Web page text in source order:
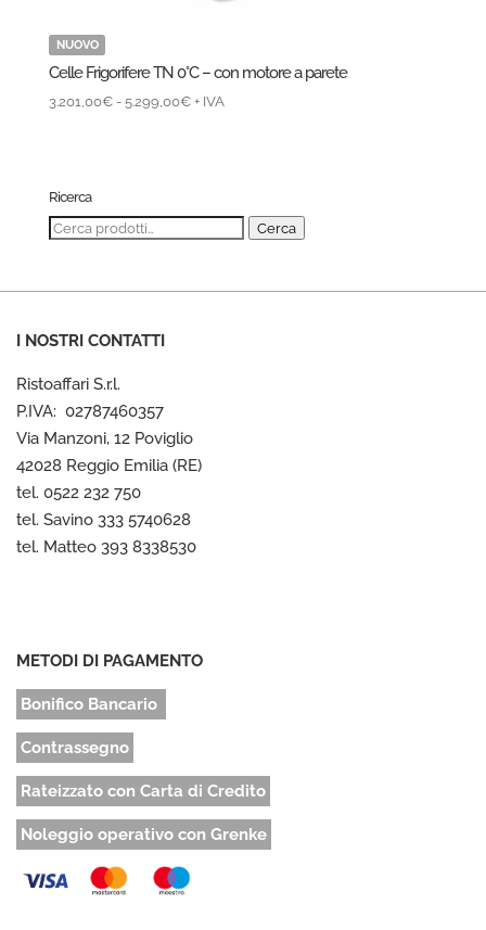
NUOVO
Celle Frigorifere TN 0°C – con motore a parete
3.201,00€ - 5.299,00€Fascia
a
5.299,00€
+ IVA
Ricerca
Cerca: Cerca
I NOSTRI CONTATTI
Ristoaffari S.r.l.
P.IVA: 02787460357
Via Manzoni, 12 Poviglio
42028 Reggio Emilia (RE)
tel. 0522 232 750
tel. Savino 333 5740628
tel. Matteo 393 8338530
METODI DI PAGAMENTO
Bonifico Bancario
Contrassegno
Rateizzato con Carta di Credito
Noleggio operativo con Grenke